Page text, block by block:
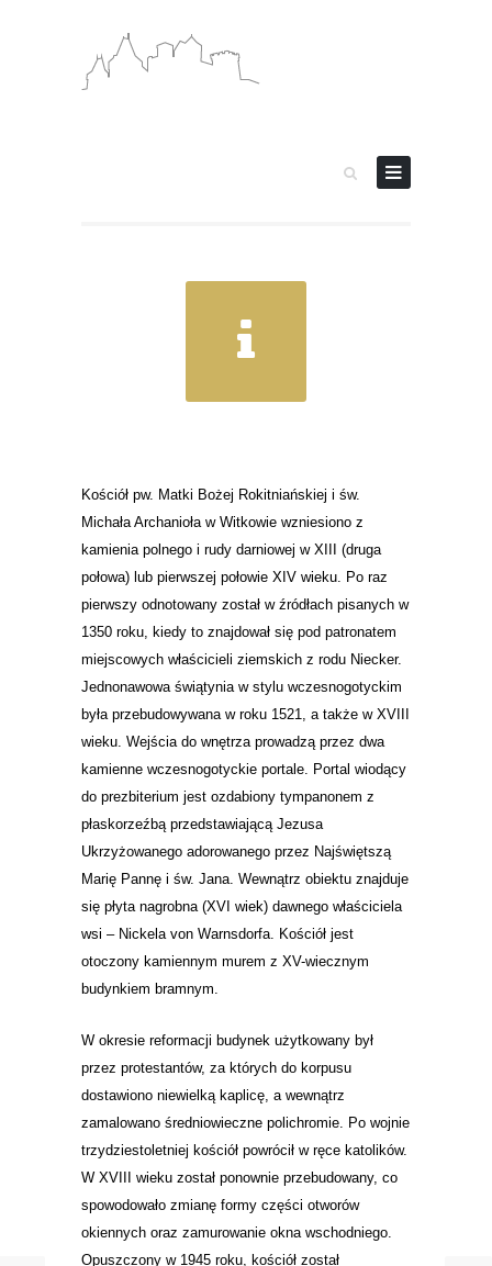
Kościół pw. Matki Bożej Rokitniańskiej i św.
Michała Archanioła w Witkowie wzniesiono z
kamienia polnego i rudy darniowej w XIII (druga
połowa) lub pierwszej połowie XIV wieku. Po raz
pierwszy odnotowany został w źródłach pisanych w
1350 roku, kiedy to znajdował się pod patronatem
miejscowych właścicieli ziemskich z rodu Niecker.
Jednonawowa świątynia w stylu wczesnogotyckim
była przebudowywana w roku 1521, a także w XVIII
wieku. Wejścia do wnętrza prowadzą przez dwa
kamienne wczesnogotyckie portale. Portal wiodący
do prezbiterium jest ozdabiony tympanonem z
płaskorzeźbą przedstawiającą Jezusa
Ukrzyżowanego adorowanego przez Najświętszą
Marię Pannę i św. Jana. Wewnątrz obiektu znajduje
się płyta nagrobna (XVI wiek) dawnego właściciela
wsi – Nickela von Warnsdorfa. Kościół jest
otoczony kamiennym murem z XV-wiecznym
budynkiem bramnym.
W okresie reformacji budynek użytkowany był
przez protestantów, za których do korpusu
dostawiono niewielką kaplicę, a wewnątrz
zamalowano średniowieczne polichromie. Po wojnie
trzydziestoletniej kościół powrócił w ręce katolików.
W XVIII wieku został ponownie przebudowany, co
spowodowało zmianę formy części otworów
okiennych oraz zamurowanie okna wschodniego.
Opuszczony w 1945 roku, kościół został